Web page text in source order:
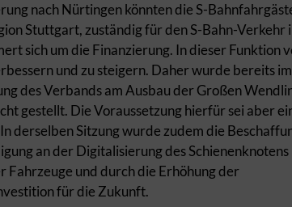
nach Nürtingen könnten die S-
Stuttgart, zuständig für den S-Bahn-Verkehr
sich um die Finanzierung. In dieser Funktion
und zu steigern. Daher wurde bereits
des Verbands am Ausbau der Großen
gestellt. Die Voraussetzung hierfür sei aber
derselben Sitzung wurde zudem die
an der Digitalisierung des Schienenknotens
Fahrzeuge und durch die Erhöhung der
für die Zukunft.